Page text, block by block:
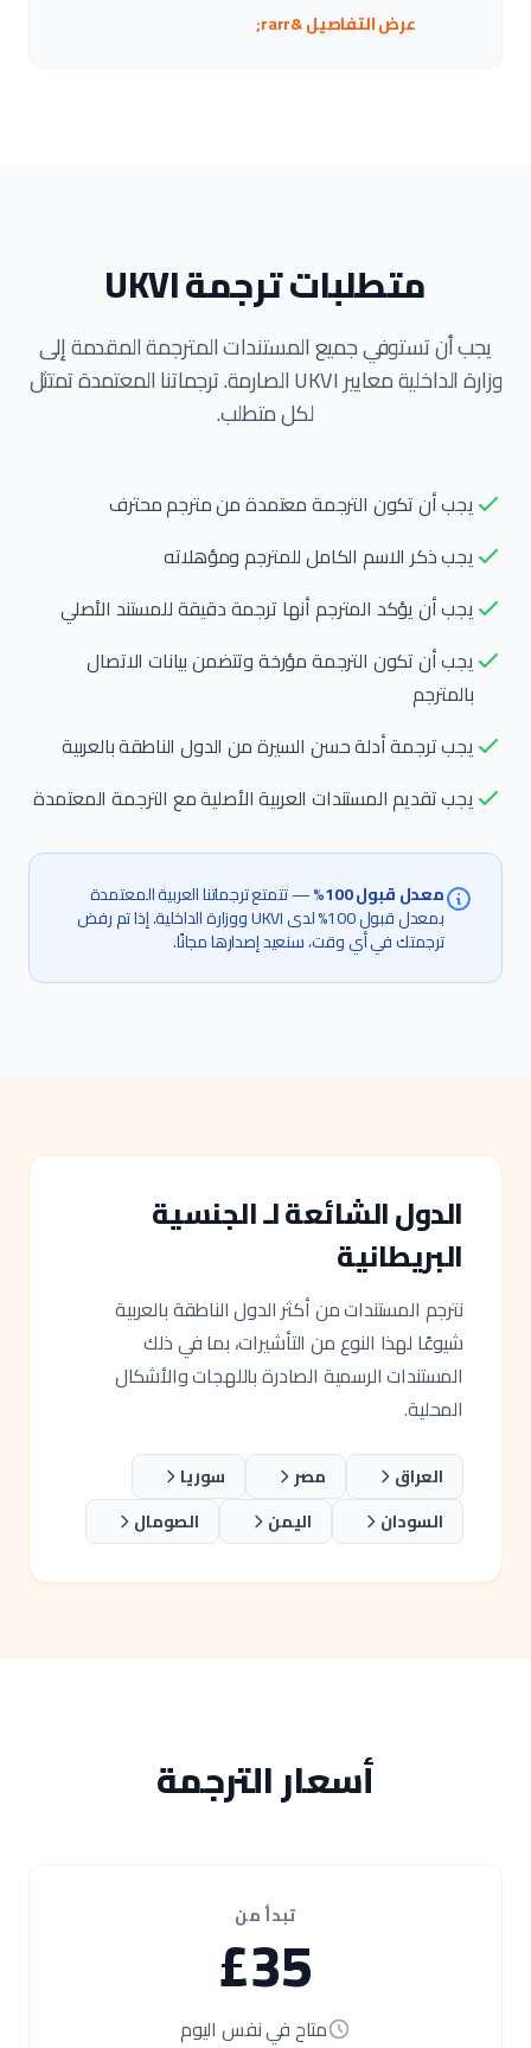
عرض التفاصيل &rarr;
متطلبات ترجمة UKVI
يجب أن تستوفي جميع المستندات المترجمة المقدمة إلى
وزارة الداخلية معايير UKVI الصارمة. ترجماتنا المعتمدة تمتثل
لكل متطلب.
يجب أن تكون الترجمة معتمدة من مترجم محترف
يجب ذكر الاسم الكامل للمترجم ومؤهلاته
يجب أن يؤكد المترجم أنها ترجمة دقيقة للمستند الأصلي
يجب أن تكون الترجمة مؤرخة وتتضمن بيانات الاتصال
بالمترجم
يجب ترجمة أدلة حسن السيرة من الدول الناطقة بالعربية
يجب تقديم المستندات العربية الأصلية مع الترجمة المعتمدة
معدل قبول 100% — تتمتع ترجماتنا العربية المعتمدة
بمعدل قبول 100% لدى UKVI ووزارة الداخلية. إذا تم رفض
ترجمتك في أي وقت، سنعيد إصدارها مجانًا.
الدول الشائعة لـ الجنسية
البريطانية
نترجم المستندات من أكثر الدول الناطقة بالعربية
شيوعًا لهذا النوع من التأشيرات، بما في ذلك
المستندات الرسمية الصادرة باللهجات والأشكال
المحلية.
العراق مصر
سوريا
السودان
اليمن الصومال
أسعار الترجمة
تبدأ من
£35
متاح في نفس اليوم